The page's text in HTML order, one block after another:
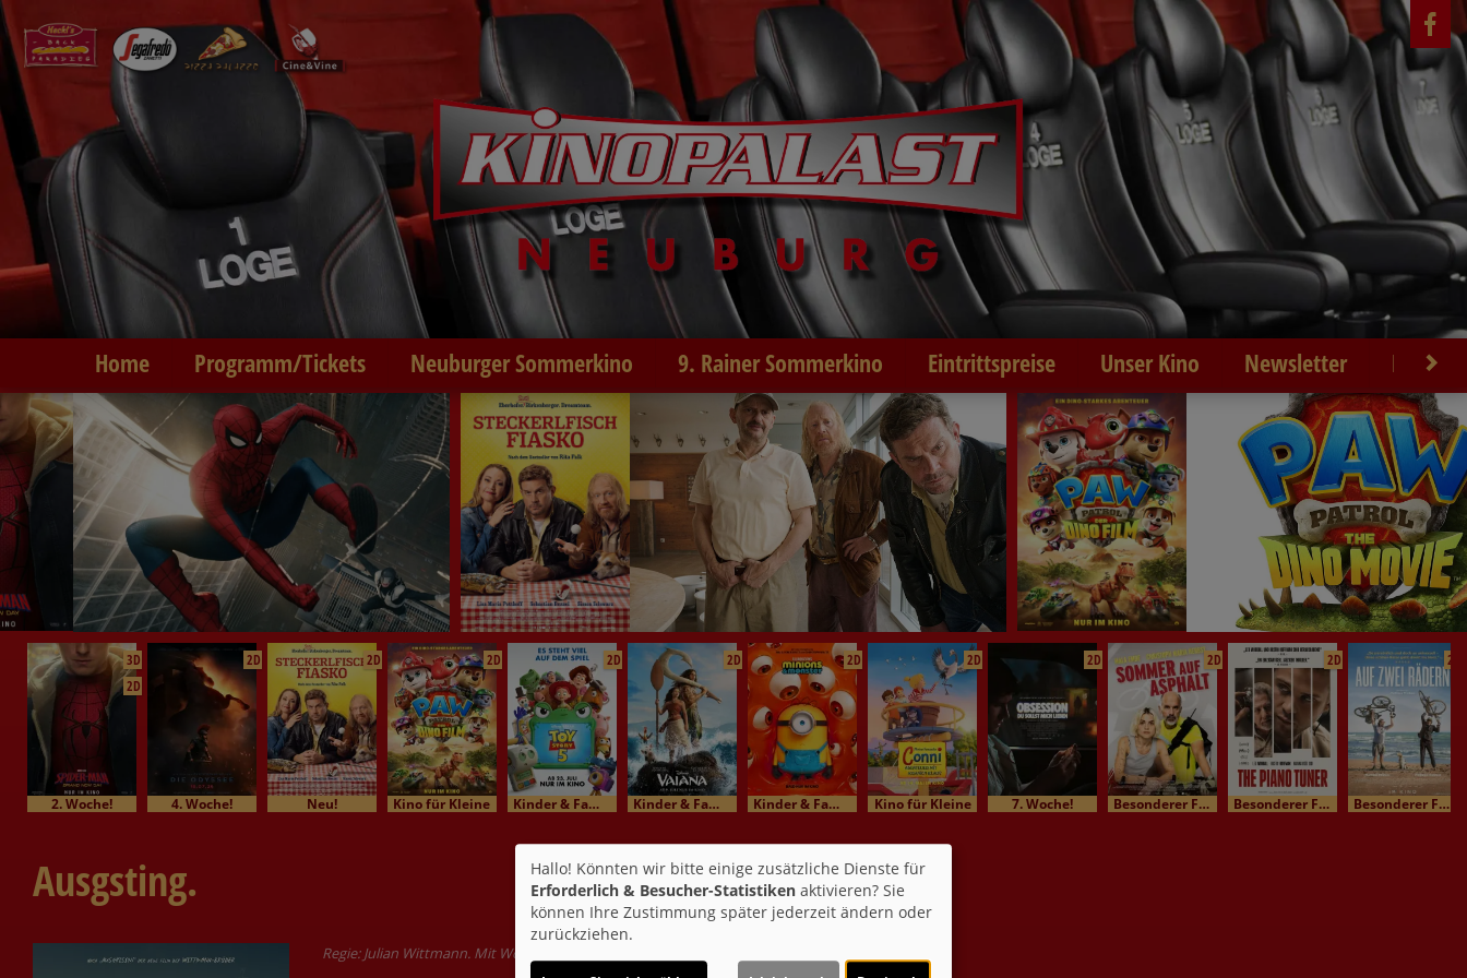
Home Programm/Tickets Neuburger Sommerkino 9. Rainer Sommerkino Eintrittspreise Unser Kino Newsletter Kontakt
3D
2D
2. Woche!
2D
4. Woche!
2D
Neu!
2D
Kino für Kleine
2D
Kinder & Familienkino
2D
Kinder & Familienkino
2D
Kinder & Familienkino
2D
Kino für Kleine
2D
7. Woche!
2D
Besonderer Film / Kinomatinee
2D
Besonderer Film / Kinomatinee
2D
Besonderer Film / Kinomatinee
Ausgsting.
Regie: Julian Wittmann. Mit Wolfgang ´Gangerl´ Clemens
Hallo! Könnten wir bitte einige zusätzliche Dienste für
Erforderlich & Besucher-Statistiken aktivieren? Sie
können Ihre Zustimmung später jederzeit ändern oder
zurückziehen.